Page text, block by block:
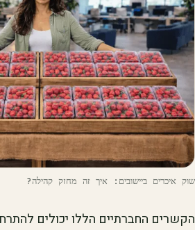
שוק איכרים ביישובים: איך זה מחזק קהילה?
הקשרים החברתיים הללו יכולים